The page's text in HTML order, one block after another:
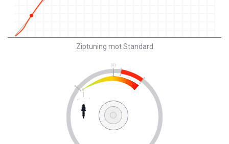
Ziptuning mot Standard